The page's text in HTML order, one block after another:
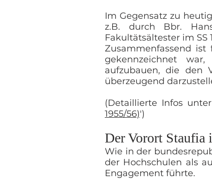
Im Gegensatz zu
z.B. durch Bbr.
Fakultätsältester im SS
Zusammenfassend
gekennzeichnet
aufzubauen, die den
überzeugend
(Detaillierte Infos unter
1955/56)')
Der Vorort Staufia
Wie in der
der Hochschulen als
Engagement führte.